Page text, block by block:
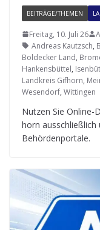
BEITRÄGE/THEMEN
Freitag, 10. Juli 26
Andreas Kautzsch,
Boldecker Land,
Hankensbüttel,
Landkreis Gifhorn,
Wesendorf, Wittingen
Nut­zen Sie
horn
Behördenportale.